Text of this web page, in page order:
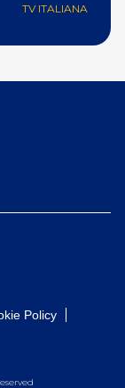
TV ITALIANA
Policy